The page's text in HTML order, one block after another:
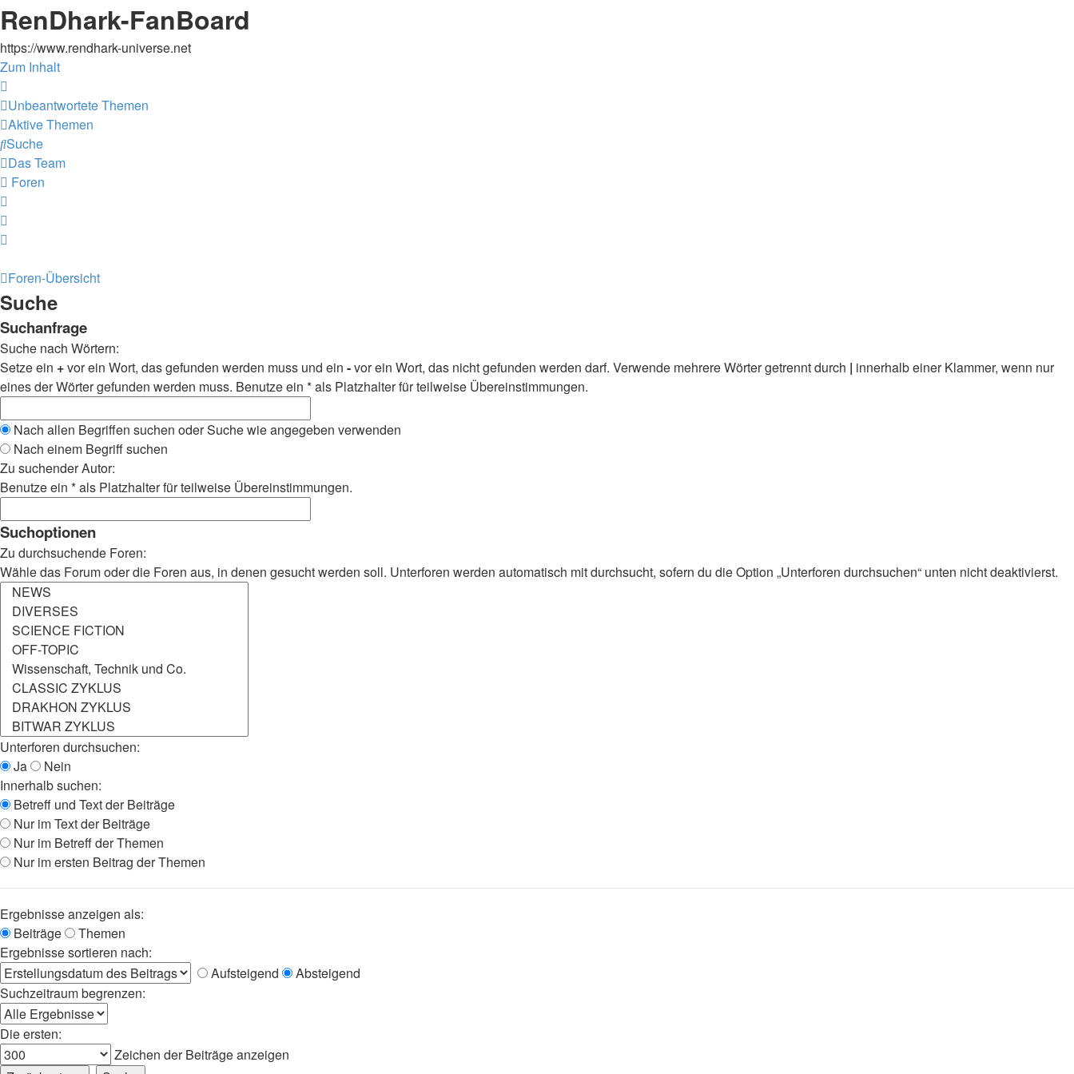
RenDhark-FanBoard
https://www.rendhark-universe.net
Zum Inhalt
Unbeantwortete Themen
Aktive Themen
Suche
Das Team
Foren
Foren-Übersicht
Suche
Suchanfrage
Suche nach Wörtern:
Setze ein +vor ein Wort, das gefunden werden muss und ein -vor ein Wort, das nicht gefunden werden darf. Verwende mehrere Wörter getrennt durch | innerhalb einer Klammer, wenn nur
eines der Wörter gefunden werden muss. Benutze ein * als Platzhalter für teilweise Übereinstimmungen.
Nach allen Begriffen suchen oder Suche wie angegeben verwenden
Nach einem Begriff suchen
Zu suchender Autor:
Benutze ein * als Platzhalter für teilweise Übereinstimmungen.
Suchoptionen
Zu durchsuchende Foren:
Wähle das Forum oder die Foren aus, in denen gesucht werden soll. Unterforen werden automatisch mit durchsucht, sofern du die Option „Unterforen durchsuchen“ unten nicht deaktivierst.
Unterforen durchsuchen:
Ja
Nein
Innerhalb suchen:
Betreff und Text der Beiträge
Nur im Text der Beiträge
Nur im Betreff der Themen
Nur im ersten Beitrag der Themen
Ergebnisse anzeigen als:
Beiträge
Themen
Ergebnisse sortieren nach:
Aufsteigend
Absteigend
Suchzeitraum begrenzen:
Die ersten:
Zeichen der Beiträge anzeigen